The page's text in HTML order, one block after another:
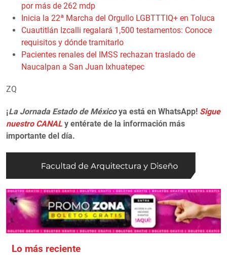
por más de 262 mdp
Inicia la 22ª Marcha del Orgullo LGBTTTIQ+ en Toluca
Cuautitlán Izcalli regalará 1,500 testamentos: Conoce
requisitos y dónde tramitarlo
Pacientes renales del IMSS rechazan traslado de
Naucalpan a San Juan Ixhuatepec
ZQ
¡La Jornada Estado de Méxicoya está en WhatsApp! Sigue
nuestro CANAL y entérate de la información más
importante del día.
Lo más reciente